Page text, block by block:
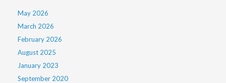
May 2026
March 2026
February 2026
August 2025
January 2023
September 2020